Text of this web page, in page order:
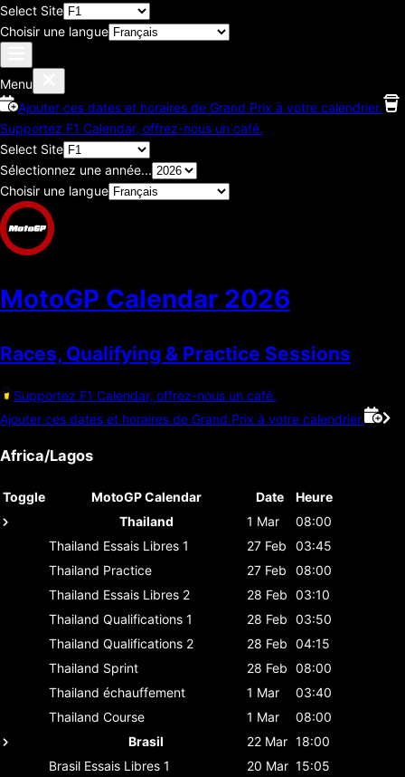
Select Site
Choisir une langue
Menu
Ajouter ces dates et horaires de Grand Prix à votre calendrier.
Supportez F1 Calendar, offrez-nous un café.
Select Site
Sélectionnez une année...
Choisir une langue
MotoGP Calendar 2026
Races, Qualifying & Practice Sessions
Supportez F1 Calendar, offrez-nous un café.
Ajouter ces dates et horaires de Grand Prix à votre calendrier.
Africa/Lagos
Toggle MotoGP Calendar Date
Heure
Thailand
1 Mar
08:00
Thailand Essais Libres 1 27 Feb
03:45
Thailand Practice 27 Feb
08:00
Thailand Essais Libres 2 28 Feb 03:10
Thailand Qualifications 1 28 Feb 03:50
Thailand Qualifications 2 28 Feb 04:15
Thailand Sprint 28 Feb 08:00
Thailand échauffement 1 Mar
03:40
Thailand Course 1 Mar
08:00
Brasil
22 Mar 18:00
Brasil Essais Libres 1 20 Mar 15:05